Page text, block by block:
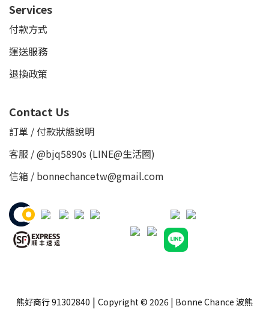
Services
付款方式
運送服務
退換政策
Contact Us
訂單 / 付款狀態說明
客服 /@bjq5890s (LINE@生活圈)
信箱 / bonnechancetw@gmail.com
熊好商行 91302840 | Copyright © 2026 | Bonne Chance 波熊